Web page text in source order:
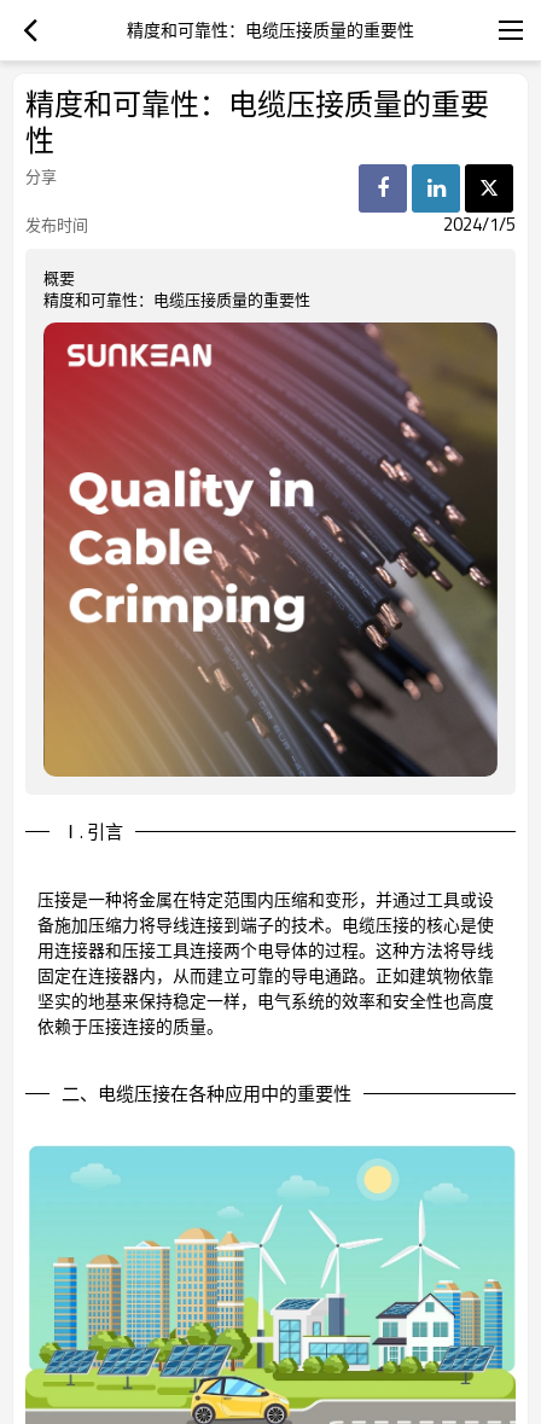
精度和可靠性：电缆压接质量的重要性
精度和可靠性：电缆压接质量的重要
性
分享
发布时间
2024/1/5
概要
精度和可靠性：电缆压接质量的重要性
Ⅰ. 引言
压接是一种将金属在特定范围内压缩和变形，并通过工具或设
备施加压缩力将导线连接到端子的技术。电缆压接的核心是使
用连接器和压接工具连接两个电导体的过程。这种方法将导线
固定在连接器内，从而建立可靠的导电通路。正如建筑物依靠
坚实的地基来保持稳定一样，电气系统的效率和安全性也高度
依赖于压接连接的质量。
二、电缆压接在各种应用中的重要性